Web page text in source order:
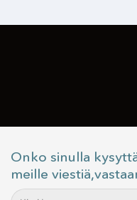
Onko sinulla
meille